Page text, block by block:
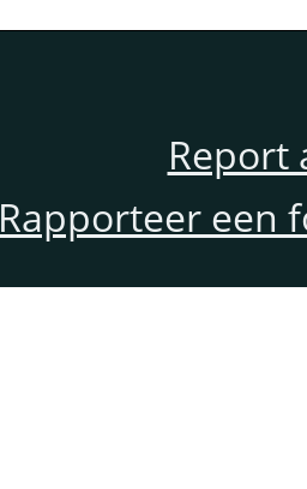
Report
Rapporteer een